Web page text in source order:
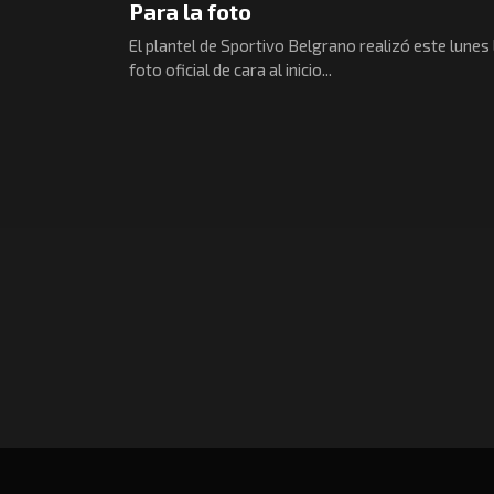
Para la foto
El plantel de Sportivo Belgrano realizó este lunes
foto oficial de cara al inicio...